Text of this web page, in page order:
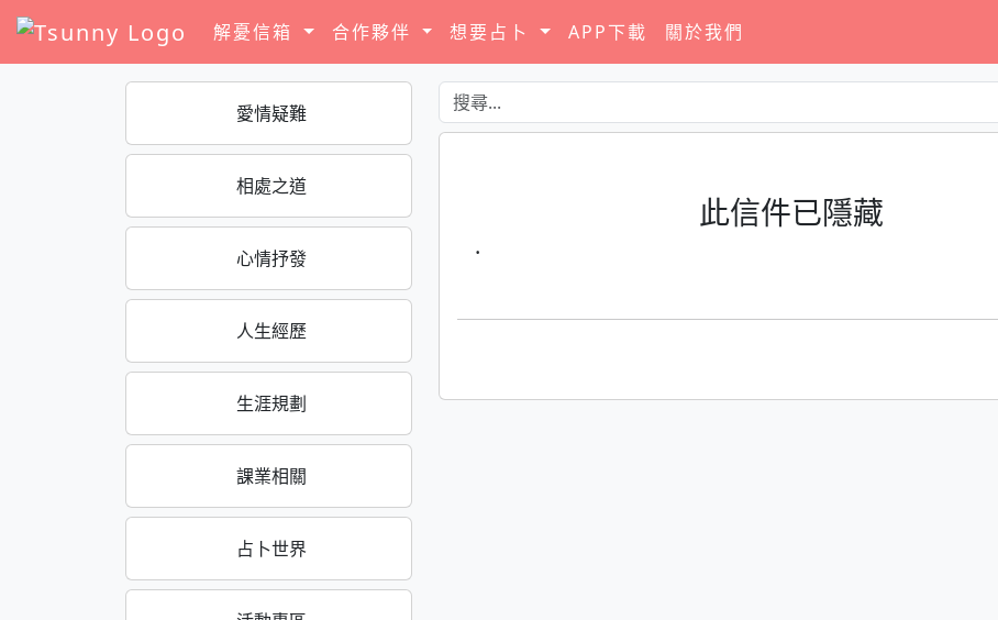
解憂信箱 合作夥伴 想要占卜 APP下載 關於我們
愛情疑難
相處之道
心情抒發
人生經歷
生涯規劃
課業相關
占卜世界
此信件已隱藏
·